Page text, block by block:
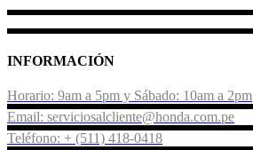
INFORMACIÓN
Horario: 9am a 5pm y Sábado: 10am a 2pm
Email: serviciosalcliente@honda.com.pe
Teléfono: + (511) 418-0418